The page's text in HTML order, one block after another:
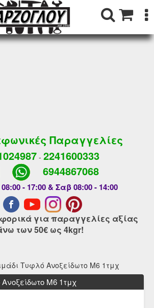
Παραγγελίες
- 2241600333
6944867068
- 17:00 & Σαβ 08:00 - 14:00
για παραγγελίες αξίας
των 50€ ως 4kgr!
Τυφλό Ανοξείδωτο M6 1τμχ
M6 1τμχ